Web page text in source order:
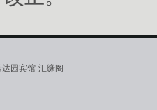
园宾馆·汇缘阁